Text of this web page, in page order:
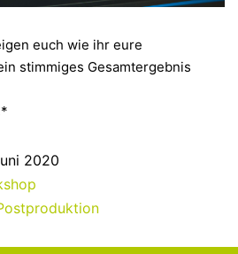
euch wie ihr eure
stimmiges Gesamtergebnis
2020